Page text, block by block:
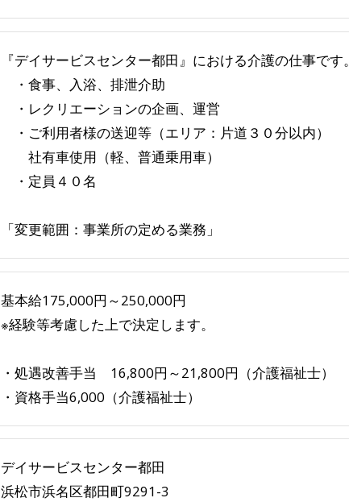
『デイサービスセンター都田』における介護の仕事です。
・食事、入浴、排泄介助
・レクリエーションの企画、運営
・ご利用者様の送迎等（エリア：片道３０分以内）
社有車使用（軽、普通乗用車）
・定員４０名
「変更範囲：事業所の定める業務」
基本給175,000円～250,000円
※経験等考慮した上で決定します。
・処遇改善手当 16,800円～21,800円（介護福祉士）
・資格手当6,000（介護福祉士）
デイサービスセンター都田
浜松市浜名区都田町9291-3